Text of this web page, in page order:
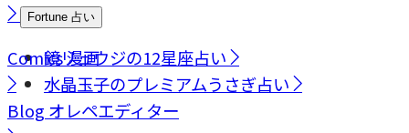
Fortune 占い
鏡リュウジの12星座占い
水晶玉子のプレミアムうさぎ占い
Comics漫画
Blog オレペエディター